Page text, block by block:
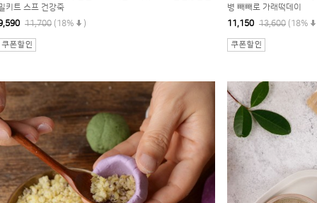
키트 스프 건강죽
11,700 (18% )
병 빼빼로 가래떡데이
11,150 13,600 (18%